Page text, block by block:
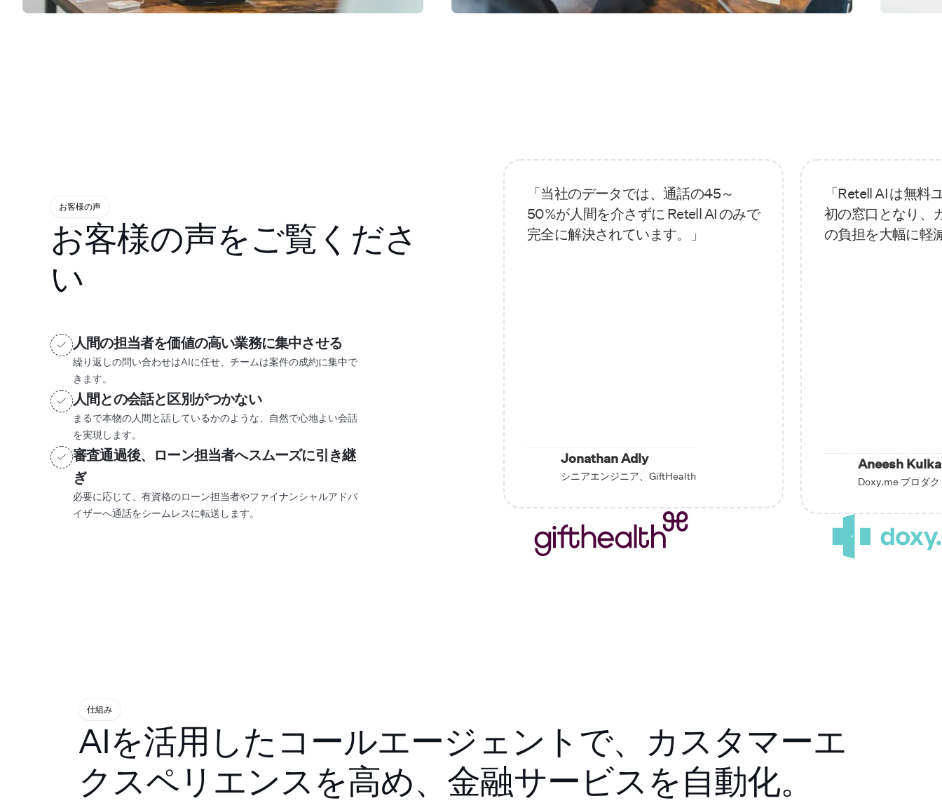
お客様の声
お客様の声をご覧くださ
い
人間の担当者を価値の高い業務に集中させる
繰り返しの問い合わせはAIに任せ、チームは案件の成約に集中で
きます。
人間との会話と区別がつかない
まるで本物の人間と話しているかのような、自然で心地よい会話
を実現します。
審査通過後、ローン担当者へスムーズに引き継
ぎ
必要に応じて、有資格のローン担当者やファイナンシャルアドバ
イザーへ通話をシームレスに転送します。
「当社のデータでは、通話の45～
50%が人間を介さずに Retell AI のみで
完全に解決されています。」
Jonathan Adly
シニアエンジニア、GiftHealth
「Retell AI は無
初の窓口となり、
の負担を大幅に軽
Aneesh
Doxy.me プロダ
仕組み
AIを活用したコールエージェントで、カスタマーエ
クスペリエンスを高め、金融サービスを自動化。